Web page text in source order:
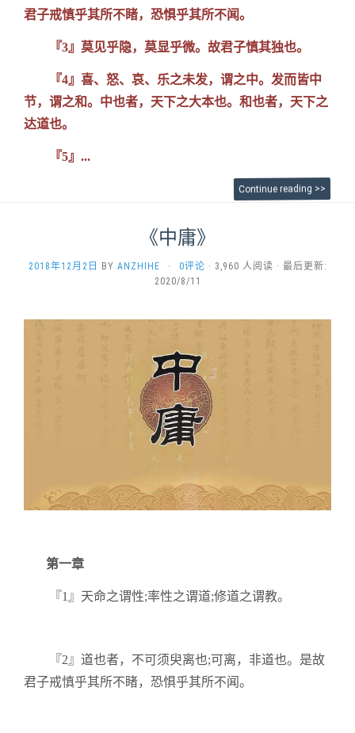
君子戒慎乎其所不睹，恐惧乎其所不闻。
『3』莫见乎隐，莫显乎微。故君子慎其独也。
『4』喜、怒、哀、乐之未发，谓之中。发而皆中
节，谓之和。中也者，天下之大本也。和也者，天下之
达道也。
『5』...
Continue reading >>
《中庸》
2018年12月2日 BY ANZHIHE · 0评论 · 3,960 人阅读 · 最后更新:
2020/8/11
第一章
『1』天命之谓性;率性之谓道;修道之谓教。
『2』道也者，不可须臾离也;可离，非道也。是故
君子戒慎乎其所不睹，恐惧乎其所不闻。